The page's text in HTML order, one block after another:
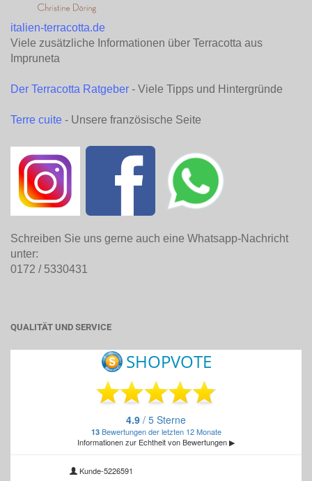
italien-terracotta.de
Viele zusätzliche Informationen über Terracotta aus
Impruneta
Der Terracotta Ratgeber - Viele Tipps und Hintergründe
Terre cuite - Unsere französische Seite
Schreiben Sie uns gerne auch eine Whatsapp-Nachricht
unter:
0172 / 5330431
QUALITÄT UND SERVICE